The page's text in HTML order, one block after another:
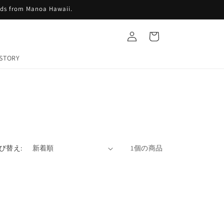
from Manoa Hawaii.
グ
イ
ー
替え: 1個の商品